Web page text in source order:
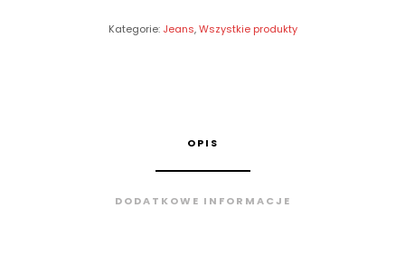
Kategorie: Jeans,Wszystkie produkty
OPIS
DODATKOWE INFORMACJE